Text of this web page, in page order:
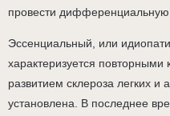
провести дифференциальную
Эссенциальный, или
характеризуется повторными
развитием склероза легких и
установлена. В последнее